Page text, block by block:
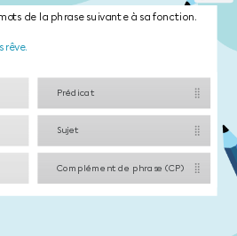
de la phrase suivante à sa fonction.
rêve.
Prédicat
Sujet
Complément de phrase (CP)